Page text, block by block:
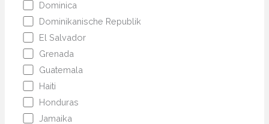
Dominica
Dominikanische Republik
El Salvador
Grenada
Guatemala
Haiti
Honduras
Jamaika